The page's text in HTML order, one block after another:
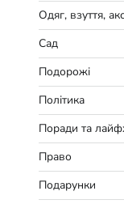
Одяг, взуття,
Сад
Подорожі
Політика
Поради та
Право
Подарунки